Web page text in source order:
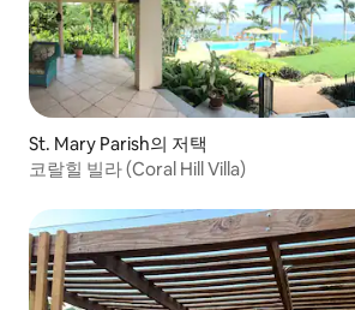
St. Mary Parish의 저택
코랄힐 빌라 (Coral Hill Villa)